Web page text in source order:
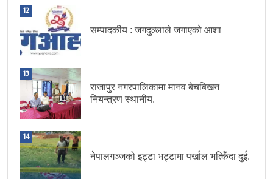
12
सम्पादकीय : जगदुल्लाले जगाएको आशा
13
राजापुर नगरपालिकामा मानव बेचबिखन
नियन्त्रण स्थानीय.
14
नेपालगञ्जको इट्टा भट्टामा पर्खाल भत्किँदा दुई.